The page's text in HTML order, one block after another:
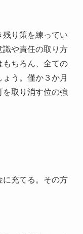
り策を練ってい
識や責任の取り方
もちろん、全ての
う。僅か３か月
取り消す位の強
に充てる。その方